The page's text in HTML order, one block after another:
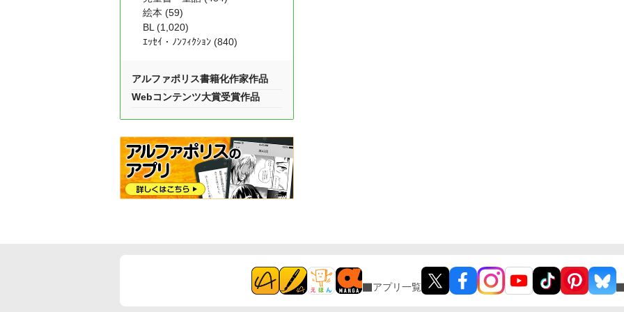
絵本 (59)
BL (1,020)
ｴｯｾｲ・ﾉﾝﾌｨｸｼｮﾝ (840)
アルファポリス書籍化作家作品
Webコンテンツ大賞受賞作品
アプリ一覧